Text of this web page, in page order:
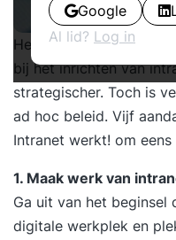
Het belang van intranet
bij het inrichten van
strategischer. Toch is
ad hoc beleid. Vijf
Intranet werkt! om
1. Maak werk van
Ga uit van het beginsel
digitale werkplek en
Google
Al lid? Log in